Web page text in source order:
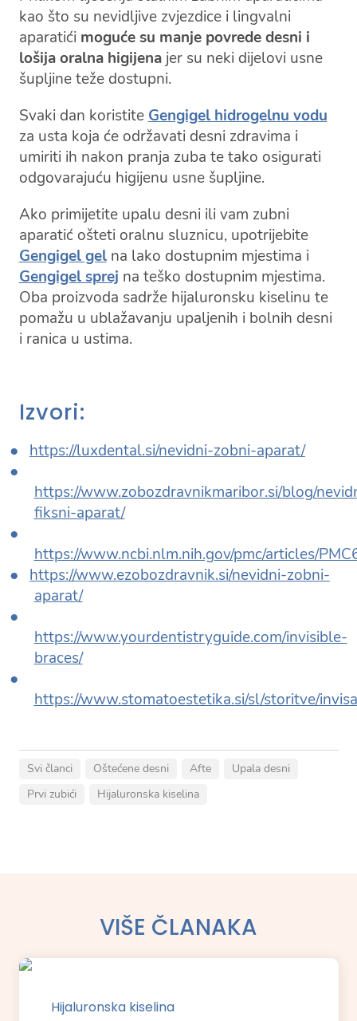
kao što su nevidljive zvjezdice i lingvalni
aparatići moguće su manje povrede desni i
lošija oralna higijenajer su neki dijelovi usne
šupljine teže dostupni.
Svaki dan koristite Gengigel hidrogelnu vodu
za usta koja će održavati desni zdravima i
umiriti ih nakon pranja zuba te tako osigurati
odgovarajuću higijenu usne šupljine.
Ako primijetite upalu desni ili vam zubni
aparatić ošteti oralnu sluznicu, upotrijebite
Gengigel gelna lako dostupnim mjestima i
Gengigel sprej na teško dostupnim mjestima.
Oba proizvoda sadrže hijaluronsku kiselinu te
pomažu u ublažavanju upaljenih i bolnih desni
i ranica u ustima.
Izvori:
https://luxdental.si/nevidni-zobni-aparat/
https://www.zobozdravnikmaribor.si/blog/
fiksni-aparat/
https://www.ncbi.nlm.nih.gov/pmc/articles/
https://www.ezobozdravnik.si/nevidni-zobni-
aparat/
https://www.yourdentistryguide.com/invisible-
braces/
https://www.stomatoestetika.si/sl/storitve/
Svi članci Oštećene desni Afte
Upala desni
Prvi zubići
Hijaluronska kiselina
VIŠE ČLANAKA
Hijaluronska kiselina